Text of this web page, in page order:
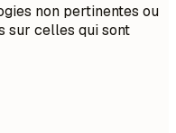
non pertinentes ou
sur celles qui sont